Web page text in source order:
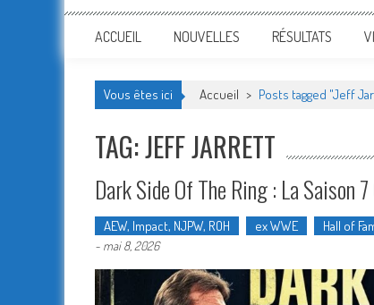
ACCUEIL NOUVELLES RÉSULTATS
Vous êtes ici Accueil > Posts tagged "Jeff
TAG: JEFF JARRETT
Dark Side Of The Ring : La Saison
AEW, Impact, NJPW, ROH ex WWE Hall of
- mai 8, 2026